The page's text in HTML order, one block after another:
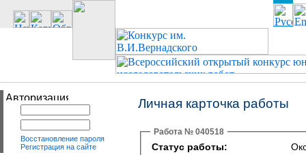
Восстановление пароля
Регистрация на сайте
Личная карточка работы
Работа № 040518
Статус работы: